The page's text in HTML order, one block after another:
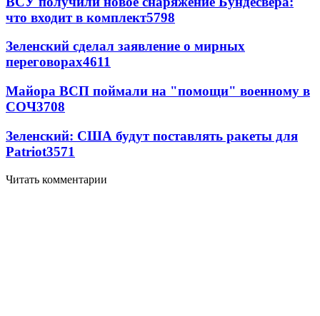
что входит в комплект5798
Зеленский сделал заявление о мирных
переговорах4611
Майора ВСП поймали на "помощи" военному в
СОЧ3708
Зеленский: США будут поставлять ракеты для
Patriot3571
Читать комментарии